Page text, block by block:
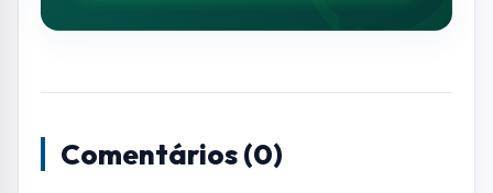
Comentários (0)